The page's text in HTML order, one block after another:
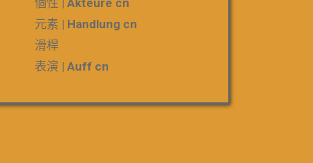
個性 | Akteure cn
元素 | Handlung cn
滑桿
表演 | Auff cn